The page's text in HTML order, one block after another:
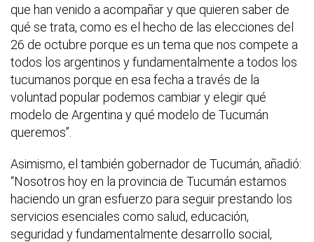
que han venido a acompañar y que quieren saber de
qué se trata, como es el hecho de las elecciones del
26 de octubre porque es un tema que nos compete a
todos los argentinos y fundamentalmente a todos los
tucumanos porque en esa fecha a través de la
voluntad popular podemos cambiar y elegir qué
modelo de Argentina y qué modelo de Tucumán
queremos”.
Asimismo, el también gobernador de Tucumán, añadió:
“Nosotros hoy en la provincia de Tucumán estamos
haciendo un gran esfuerzo para seguir prestando los
servicios esenciales como salud, educación,
seguridad y fundamentalmente desarrollo social,